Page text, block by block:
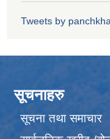
Tweets by
सूचनाहरु
सूचना तथा समाचार